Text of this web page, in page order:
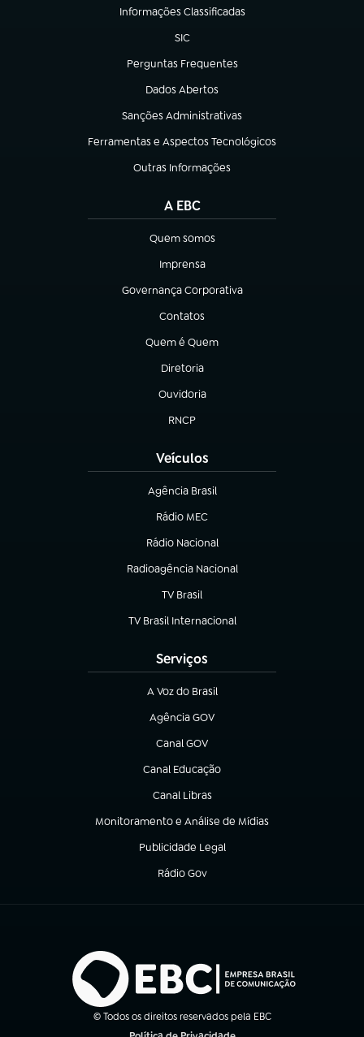
Informações Classificadas
(abre em nova aba)
SIC
(abre em nova aba)
Perguntas Frequentes
(abre em nova aba)
Dados Abertos
(abre em nova aba)
Sanções Administrativas
(abre em nova aba)
Ferramentas e Aspectos Tecnológicos
(abre em nova aba)
Outras Informações
(abre em nova aba)
A EBC
Quem somos
(abre em nova aba)
Imprensa
(abre em nova aba)
Governança Corporativa
(abre em nova aba)
Contatos
(abre em nova aba)
Quem é Quem
(abre em nova aba)
Diretoria
(abre em nova aba)
Ouvidoria
(abre em nova aba)
RNCP
(abre em nova aba)
Veículos
Agência Brasil
(abre em nova aba)
Rádio MEC
(abre em nova aba)
Rádio Nacional
Radioagência Nacional
(abre em nova aba)
TV Brasil
(abre em nova aba)
TV Brasil Internacional
(abre em nova aba)
Serviços
A Voz do Brasil
(abre em nova aba)
Agência GOV
(abre em nova aba)
Canal GOV
(abre em nova aba)
Canal Educação
(abre em nova aba)
Canal Libras
(abre em nova aba)
Monitoramento e Análise de Mídias
(abre em nova aba)
Publicidade Legal
(abre em nova aba)
Rádio Gov
(abre em nova aba)
© Todos os direitos reservados pela EBC